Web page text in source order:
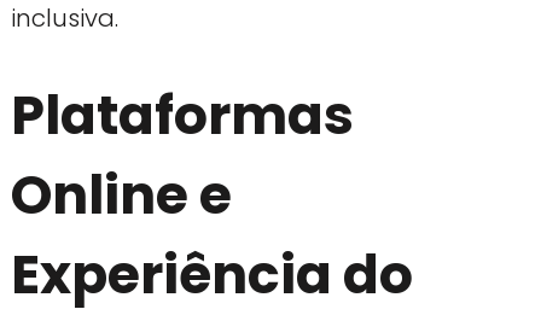
inclusiva.
Plataformas
Online e
Experiência do